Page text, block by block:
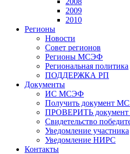
2009
2010
Регионы
Новости
Совет регионов
Регионы МСЭФ
Региональная политика
ПОДДЕРЖКА РП
Документы
ИС МСЭФ
Получить документ
ПРОВЕРИТЬ
Свидетельство
Уведомление участника
Уведомление НИРС
Контакты